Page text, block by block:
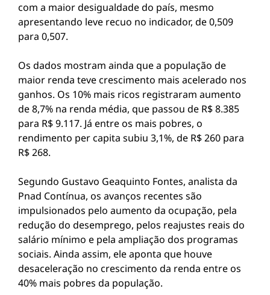
com a maior desigualdade do país, mesmo
apresentando leve recuo no indicador, de 0,509
para 0,507.
Os dados mostram ainda que a população de
maior renda teve crescimento mais acelerado nos
ganhos. Os 10% mais ricos registraram aumento
de 8,7% na renda média, que passou de R$ 8.385
para R$ 9.117. Já entre os mais pobres, o
rendimento per capita subiu 3,1%, de R$ 260 para
R$ 268.
Segundo Gustavo Geaquinto Fontes, analista da
Pnad Contínua, os avanços recentes são
impulsionados pelo aumento da ocupação, pela
redução do desemprego, pelos reajustes reais do
salário mínimo e pela ampliação dos programas
sociais. Ainda assim, ele aponta que houve
desaceleração no crescimento da renda entre os
40% mais pobres da população.